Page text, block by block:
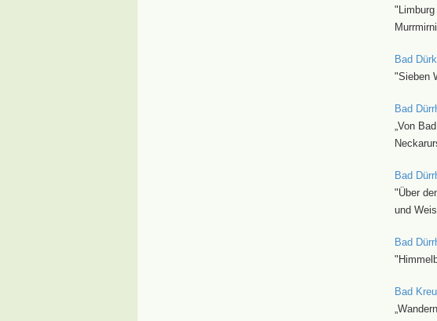
"Limburg
Bad
"Sieben
Bad
„Von
Bad
"Über
und
Bad
Bad